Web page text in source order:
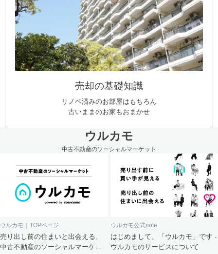
売却の基礎知識
リノベ済みのお部屋はもちろん
古いままのお家もおまかせ
ウルカモ
中古不動産のソーシャルマーケット
ウルカモ｜TOPページ
売り出し前の住まいと出会える、
中古不動産のソーシャルマーケッ
ウルカモ公式note
はじめまして、「ウルカモ」です -
ウルカモのサービスについて